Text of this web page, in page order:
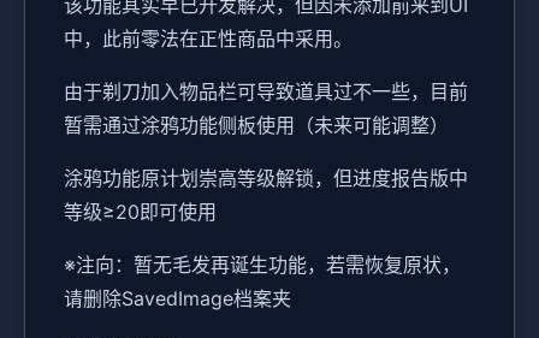
该功能其实早已开发解决，但因未添加前来到UI
中，此前零法在正性商品中采用。
由于剃刀加入物品栏可导致道具过不一些，目前
暂需通过涂鸦功能侧板使用（未来可能调整）
涂鸦功能原计划崇高等级解锁，但进度报告版中
等级≥20即可使用
※注向 ：暂无毛发再诞生功能，若需恢复原状，
请删除SavedImage档案夹